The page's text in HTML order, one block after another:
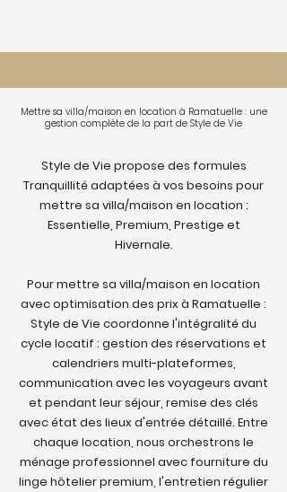
Mettre sa villa/maison en location à Ramatuelle : une
gestion complète de la part de Style de Vie
Style de Vie propose des formules
Tranquillité adaptées à vos besoins pour
mettre sa villa/maison en location :
Essentielle, Premium, Prestige et
Hivernale.
Pour mettre sa villa/maison en location
avec optimisation des prix à Ramatuelle :
Style de Vie coordonne l'intégralité du
cycle locatif : gestion des réservations et
calendriers multi-plateformes,
communication avec les voyageurs avant
et pendant leur séjour, remise des clés
avec état des lieux d'entrée détaillé. Entre
chaque location, nous orchestrons le
ménage professionnel avec fourniture du
linge hôtelier premium, l'entretien régulier